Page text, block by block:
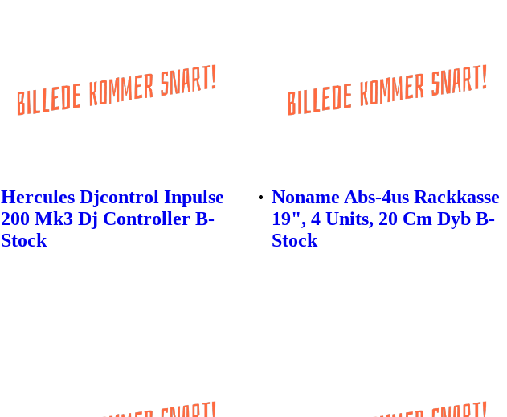
Hercules Djcontrol Inpulse
200 Mk3 Dj Controller B-
Stock
Noname Abs-4us Rackkasse
19", 4 Units, 20 Cm Dyb B-
Stock